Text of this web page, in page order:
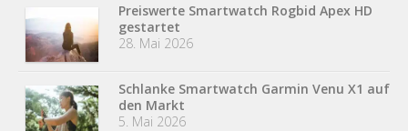
Preiswerte Smartwatch Rogbid Apex HD
gestartet
28. Mai 2026
Schlanke Smartwatch Garmin Venu X1 auf
den Markt
5. Mai 2026